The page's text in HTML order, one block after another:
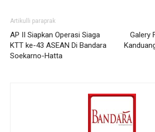
Artikulli paraprak
AP II Siapkan Operasi Siaga
KTT ke-43 ASEAN Di Bandara
Soekarno-Hatta
Galery